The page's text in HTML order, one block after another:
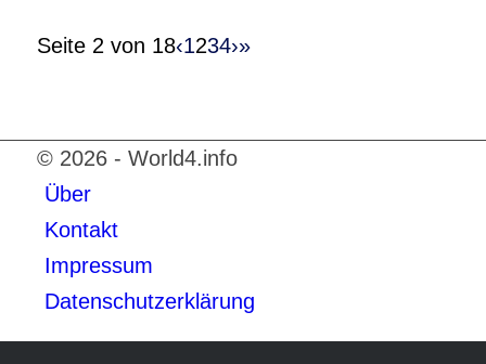
Seite 2 von 18‹1234›»
© 2026 - World4.info
Über
Kontakt
Impressum
Datenschutzerklärung